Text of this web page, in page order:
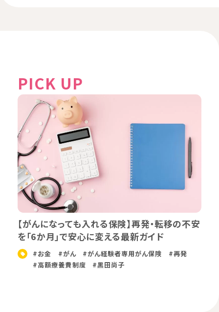
PICK UP
【がんになっても入れる保険】再発・転移の不安
を「6か月」で安心に変える最新ガイド
#お金 #がん #がん経験者専用がん保険
#再発
#高額療養費制度
#黒田尚子